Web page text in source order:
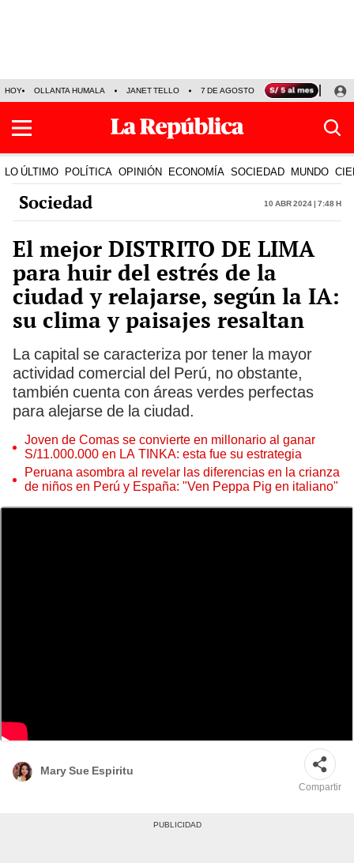
HOY OLLANTA HUMALA JANET TELLO 7 DE AGOSTO TINKA RESULTADOS
LO ÚLTIMO POLÍTICA OPINIÓN ECONOMÍA SOCIEDAD MUNDO
Sociedad 10 Abr 2024 | 7:48 h
El mejor DISTRITO DE LIMA
para huir del estrés de la
ciudad y relajarse, según la IA:
su clima y paisajes resaltan
La capital se caracteriza por tener la mayor
actividad comercial del Perú, no obstante,
también cuenta con áreas verdes perfectas
para alejarse de la ciudad.
Joven de Comas se convierte en millonario al ganar
S/11.000.000 en LA TINKA: esta fue su estrategia
Peruana asombra al revelar las diferencias en la crianza
de niños en Perú y España: "Ven Peppa Pig en italiano"
arquitectura, tradiciones y festividades. Foto: composición LR/Andina
Mary Sue Espiritu
Compartir